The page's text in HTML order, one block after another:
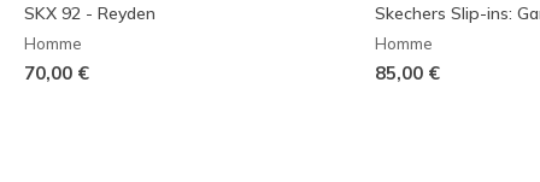
SKX 92 - Reyden
Homme
70,00 €
Skechers Slip-ins:
Homme
85,00 €